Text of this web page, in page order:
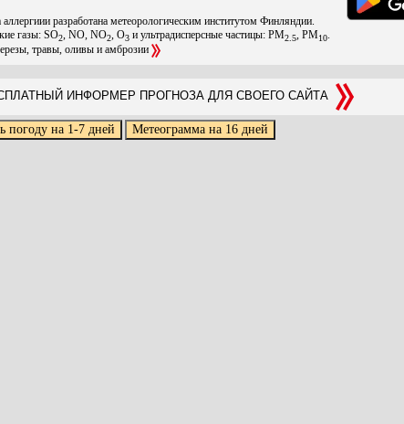
разработана метеорологическим институтом Финляндии.
газы: SO2 , NO, NO2 , O3 и ультрадисперсные частицы: PM2.5 , PM10
травы, оливы и амброзии
ИНФОРМЕР ПРОГНОЗА ДЛЯ СВОЕГО САЙТА